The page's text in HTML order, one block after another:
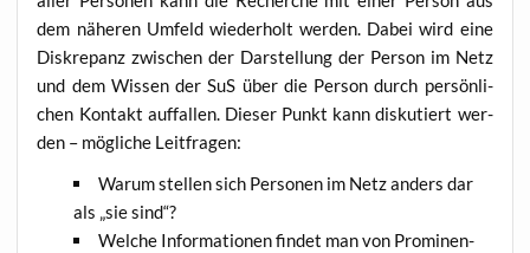
dem nähe­ren Umfeld wie­der­holt wer­den. Dabei wird eine
Dis­kre­panz zwi­schen der Dar­stel­lung der Per­son im Netz
und dem Wis­sen der SuS über die Per­son durch per­sön­li­
chen Kon­takt auf­fal­len. Die­ser Punkt kann dis­ku­tiert wer­
den – mög­li­che Leitfragen:
War­um stel­len sich Per­so­nen im Netz anders dar
als „sie sind“?
Wel­che Infor­ma­tio­nen fin­det man von Pro­mi­nen­